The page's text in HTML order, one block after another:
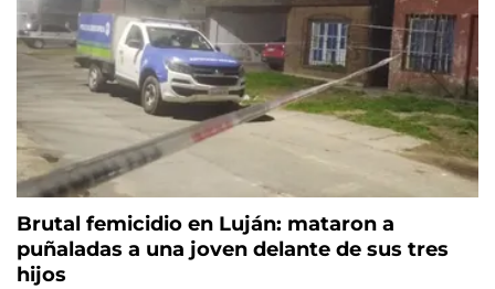
Brutal femicidio en Luján: mataron a
puñaladas a una joven delante de sus tres
hijos